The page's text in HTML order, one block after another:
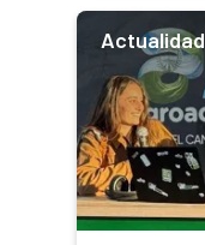
Actualidad